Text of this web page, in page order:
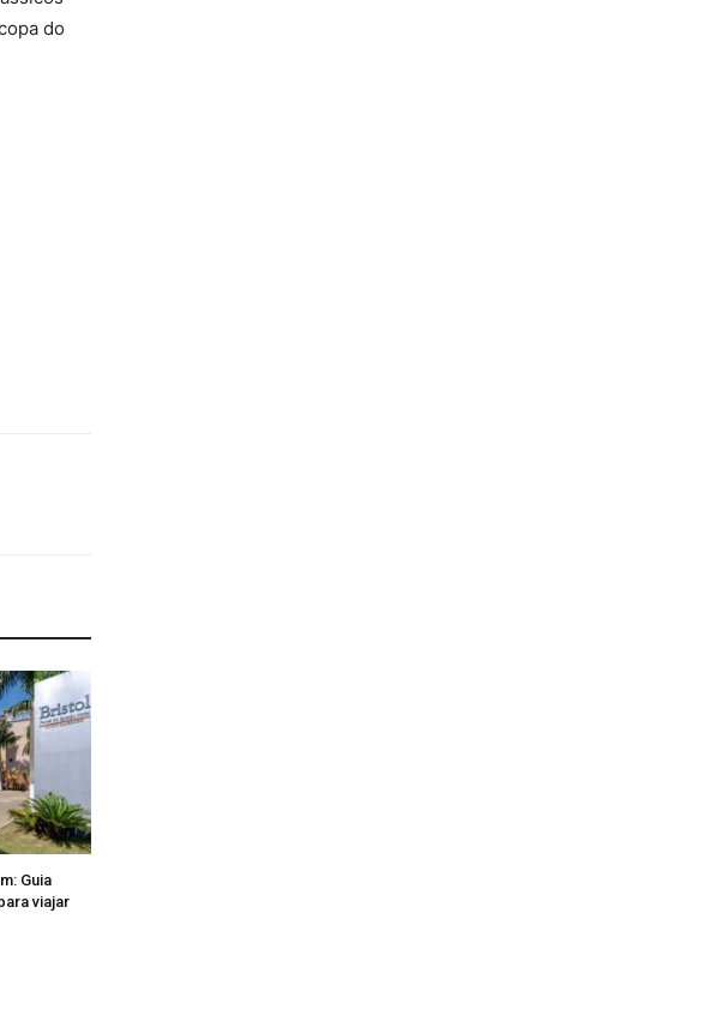
do
Guia
viajar